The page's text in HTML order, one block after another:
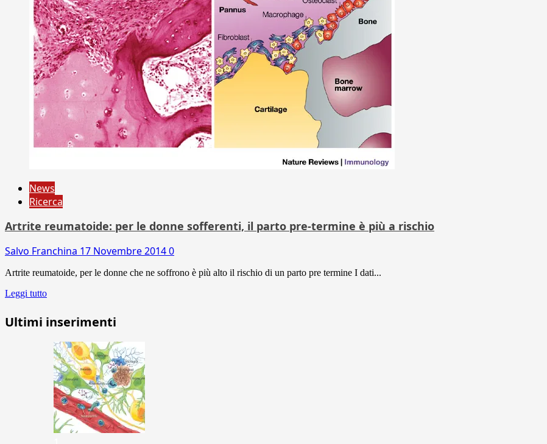
News
Ricerca
Artrite reumatoide: per le donne sofferenti, il parto pre-termine è più a rischio
Salvo Franchina 17 Novembre 20140
Artrite reumatoide, per le donne che ne soffrono è più alto il rischio di un parto pre termine I dati...
Leggi tutto
Ultimi inserimenti